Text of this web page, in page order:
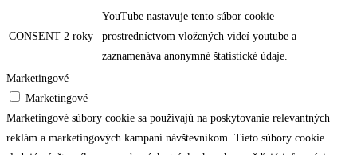
CONSENT 2 roky
YouTube nastavuje tento súbor cookie
prostredníctvom vložených videí youtube a
zaznamenáva anonymné štatistické údaje.
Marketingové
Marketingové
Marketingové súbory cookie sa používajú na poskytovanie relevantných
reklám a marketingových kampaní návštevníkom. Tieto súbory cookie